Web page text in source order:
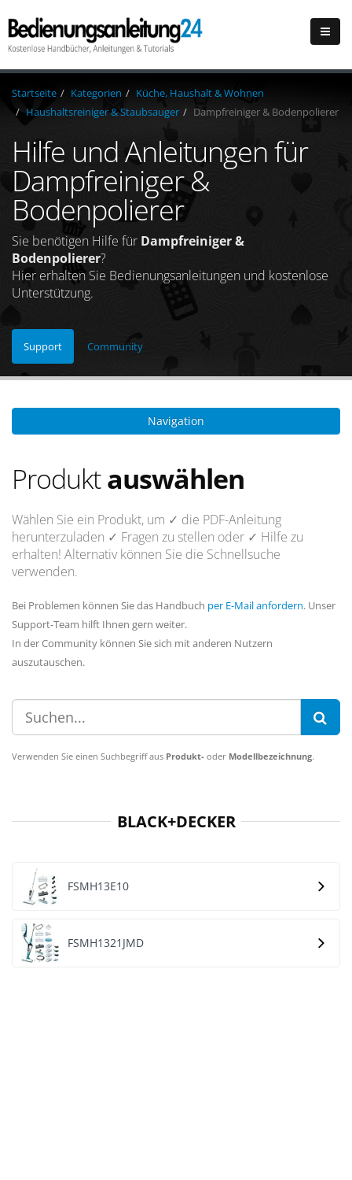
Startseite Kategorien
Küche, Haushalt & Wohnen
Haushaltsreiniger & Staubsauger
Dampfreiniger & Bodenpolierer
Hilfe und Anleitungen für
Dampfreiniger &
Bodenpolierer
Sie benötigen Hilfe für Dampfreiniger &
Bodenpolierer?
Hier erhalten Sie Bedienungsanleitungen und kostenlose
Unterstützung.
Support Community
Navigation
Produktauswählen
Wählen Sie ein Produkt, um ✓ die PDF-Anleitung
herunterzuladen ✓ Fragen zu stellen oder ✓ Hilfe zu
erhalten! Alternativ können Sie die Schnellsuche
verwenden.
Bei Problemen können Sie das Handbuch per E-Mail anfordern. Unser
Support-Team hilft Ihnen gern weiter.
In der Community können Sie sich mit anderen Nutzern
auszutauschen.
Verwenden Sie einen Suchbegriff aus Produkt- oder Modellbezeichnung.
BLACK+DECKER
FSMH13E10
FSMH1321JMD